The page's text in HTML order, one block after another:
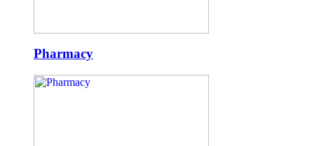
Pharmacy